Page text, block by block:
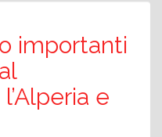
importanti
e